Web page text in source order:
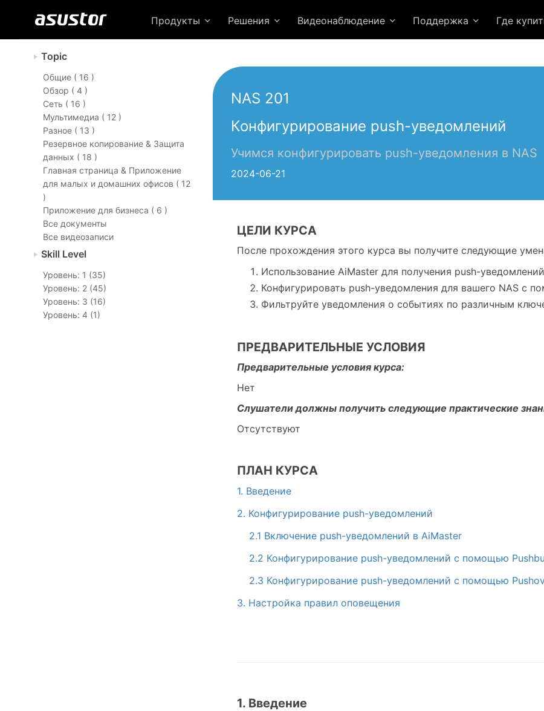
Продукты Решения Видеонаблюдение Поддержка Где
Topic
Общие ( 16 )
Обзор ( 4 )
Сеть ( 16 )
Мультимедиа ( 12 )
Разное ( 13 )
Резервное копирование & Защита
данных ( 18 )
Главная страница & Приложение
для малых и домашних офисов ( 12
)
Приложение для бизнеса ( 6 )
Все документы
Все видеозаписи
Skill Level
Уровень: 1 (35)
Уровень: 2 (45)
Уровень: 3 (16)
Уровень: 4 (1)
NAS 201
Конфигурирование push-уведомлений
Учимся конфигурировать push-уведомления в NAS
2024-06-21
ЦЕЛИ КУРСА
После прохождения этого курса вы получите следующие
Использование AiMaster для получения push-уведомлений
Конфигурировать push-уведомления для вашего NAS с
Фильтруйте уведомления о событиях по различным
ПРЕДВАРИТЕЛЬНЫЕ УСЛОВИЯ
Предварительные условия курса:
Нет
Слушатели должны получить следующие практические
Отсутствуют
ПЛАН КУРСА
1. Введение
2. Конфигурирование push-уведомлений
2.1 Включение push-уведомлений в AiMaster
2.2 Конфигурирование push-уведомлений с помощью
2.3 Конфигурирование push-уведомлений с помощью
3. Настройка правил оповещения
1. Введение